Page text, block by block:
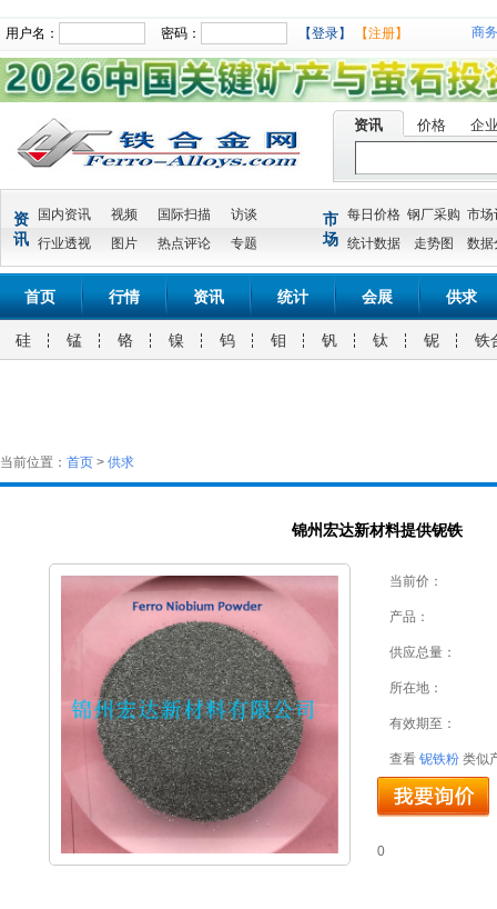
用户名： 密码： 【登录】 【注册】 商
资讯 价格 企
资
讯
国内资讯 视频 国际扫描
访谈
行业透视
图片 热点评论 专题
市
场
每日价格 钢厂采购 市场
统计数据
走势图 数据
首页 行情 资讯 统计 会展 供求
硅 锰 铬 镍 钨 钼 钒 钛 铌 铁
当前位置： 首页 > 供求
锦州宏达新材料提供铌铁
当前价：
产品：
供应总量：
所在地：
有效期至：
查看 铌铁粉 类似
0